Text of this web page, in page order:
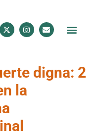
digna: 2
la